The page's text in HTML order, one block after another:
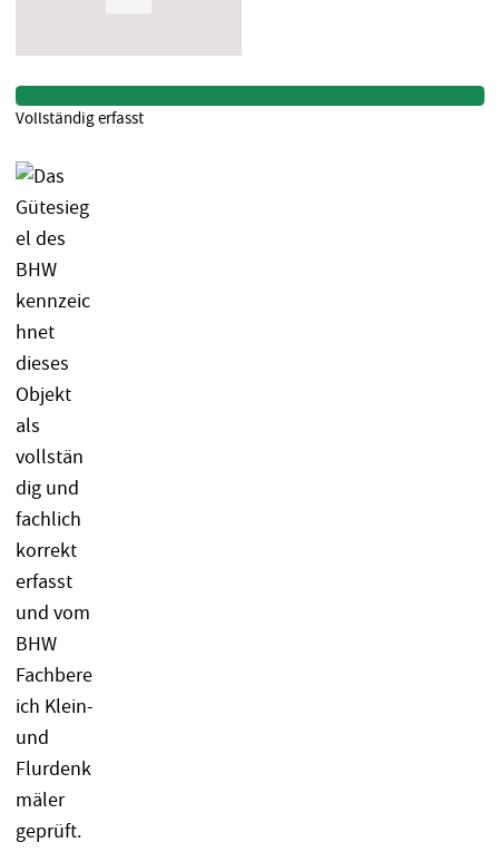
Vollständig erfasst